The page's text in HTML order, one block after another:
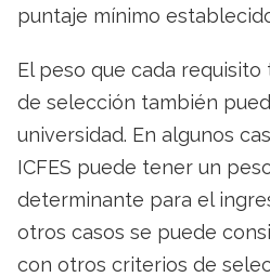
puntaje mínimo
El peso que cada
de selección también
universidad. En algunos
ICFES puede tener un
determinante para el
otros casos se puede
con otros criterios de